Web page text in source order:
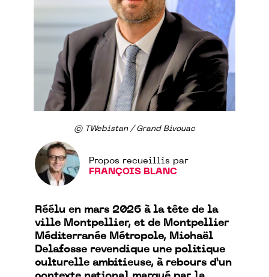
© TWebistan / Grand Bivouac
Propos recueillis par
FRANÇOIS BLANC
Réélu en mars 2026 à la tête de la
ville Montpellier, et de Montpellier
Méditerranée Métropole, Michaël
Delafosse revendique une politique
culturelle ambitieuse, à rebours d’un